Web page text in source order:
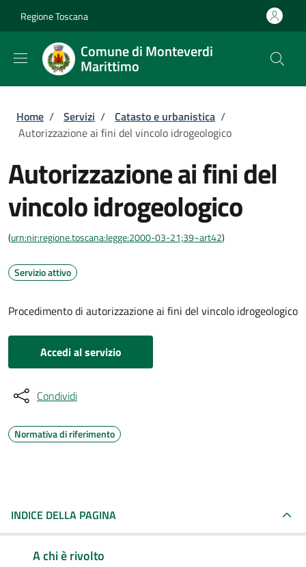
Regione Toscana
Comune di Monteverdi
Marittimo
Briciole di pane
Home / Servizi / Catasto e urbanistica /
Autorizzazione ai fini del vincolo idrogeologico
Autorizzazione ai fini del
vincolo idrogeologico
(urn:nir:regione.toscana:legge:2000-03-21;39~art42)
Servizio attivo
Procedimento di autorizzazione ai fini del vincolo idrogeologico
Accedi al servizio
Condividi
Normativa di riferimento
INDICE DELLA PAGINA
A chi è rivolto